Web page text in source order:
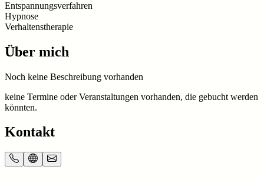
Entspannungsverfahren
Hypnose
Verhaltenstherapie
Über mich
Noch keine Beschreibung vorhanden
keine Termine oder Veranstaltungen vorhanden, die gebucht werden
könnten.
Kontakt